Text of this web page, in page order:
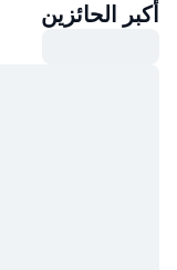
أكبر الحائزين